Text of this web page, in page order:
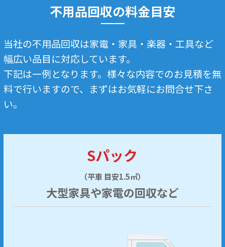
不用品回収の料金目安
当社の不用品回収は家電・家具・楽器・工具など
幅広い品目に対応しています。
下記は一例となります。様々な内容でのお見積を無
料で行いますので、まずはお気軽にお問合せ下さ
い。
Sパック
（平車 目安1.5㎥）
大型家具や家電の回収など